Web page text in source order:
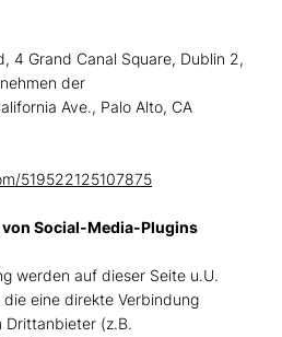
4 Grand Canal Square, Dublin 2,
der
Ave., Palo Alto, CA
519522125107875
Social-Media-Plugins
werden auf dieser Seite u.U.
eine direkte Verbindung
Drittanbieter (z.B.